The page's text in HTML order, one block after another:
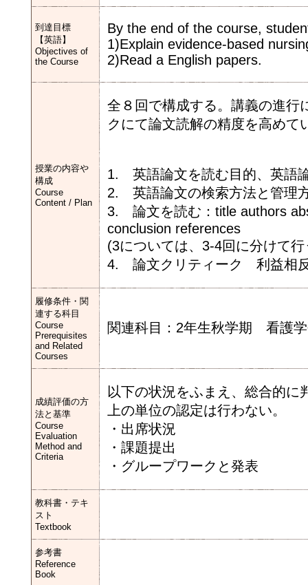
到達目標
【英語】
Objectives of
the Course
By the end of the course,
1)Explain evidence-based
2)Read a English papers.
授業の内容や
構成
Course
Content / Plan
全８回で構成する。講義の進行
クにて論文読解の精度を高めて
1. 英語論文を読む目的、英語
2. 英語論文の検索方法と管理
3. 論文を読む：title authors
conclusion references
(3については、3-4回に分けて行
4. 論文クリティーク 利益相
履修条件・関
連する科目
Course
Prerequisites
and Related
Courses
関連科目：2年生秋学期 看護
成績評価の方
法と基準
Course
Evaluation
Method and
Criteria
以下の状況をふまえ、総合的
上の単位の認定は行わない。
・出席状況
・課題提出
・グループワークと発表
教科書・テキ
スト
Textbook
参考書
Reference
Book